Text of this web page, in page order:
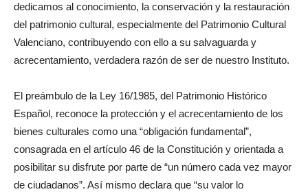
dedicamos al conocimiento, la conservación y la restauración
del patrimonio cultural, especialmente del Patrimonio Cultural
Valenciano, contribuyendo con ello a su salvaguarda y
acrecentamiento, verdadera razón de ser de nuestro Instituto.
El preámbulo de la Ley 16/1985, del Patrimonio Histórico
Español, reconoce la protección y el acrecentamiento de los
bienes culturales como una “obligación fundamental”,
consagrada en el artículo 46 de la Constitución y orientada a
posibilitar su disfrute por parte de “un número cada vez mayor
de ciudadanos”. Así mismo declara que “su valor lo